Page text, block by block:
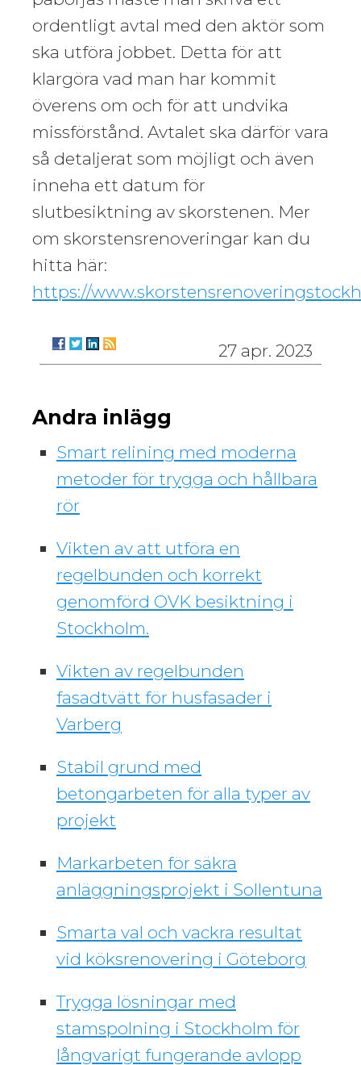
ordentligt avtal med den aktör som
ska utföra jobbet. Detta för att
klargöra vad man har kommit
överens om och för att undvika
missförstånd. Avtalet ska därför vara
så detaljerat som möjligt och även
inneha ett datum för
slutbesiktning av skorstenen. Mer
om skorstensrenoveringar kan du
hitta här:
https://
27 apr. 2023
Andra inlägg
Smart relining med moderna
metoder för trygga och hållbara
rör
Vikten av att utföra en
regelbunden och korrekt
genomförd OVK besiktning i
Stockholm.
Vikten av regelbunden
fasadtvätt för husfasader i
Varberg
Stabil grund med
betongarbeten för alla typer av
projekt
Markarbeten för säkra
anläggningsprojekt i Sollentuna
Smarta val och vackra resultat
vid köksrenovering i Göteborg
Trygga lösningar med
stamspolning i Stockholm för
långvarigt fungerande avlopp